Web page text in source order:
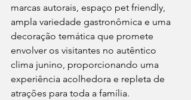
marcas autorais, espaço pet friendly,
ampla variedade gastronômica e uma
decoração temática que promete
envolver os visitantes no autêntico
clima junino, proporcionando uma
experiência acolhedora e repleta de
atrações para toda a família.